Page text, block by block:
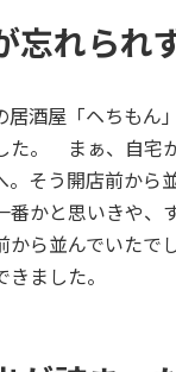
忘れられ
酒屋「ヘちもん
た。 まぁ、自宅
。そう開店前か
番かと思いきや
から並んでいた
ました。